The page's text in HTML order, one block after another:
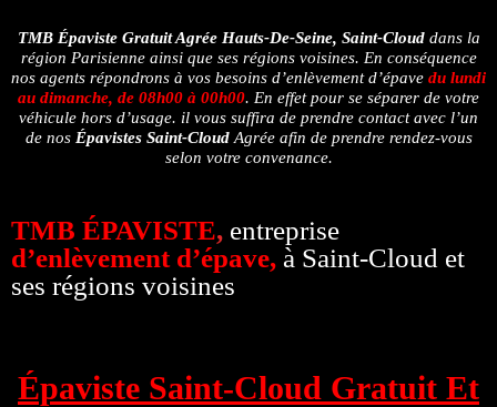
TMB Épaviste Gratuit AgréeHauts-De-Seine, Saint‑Cloud dans la
région Parisienne ainsi que ses régions voisines. En conséquence
nos agents répondrons à vos besoins d’enlèvement d’épave du lundi
au dimanche, de 08h00 à 00h00. En effet pour se séparer de votre
véhicule hors d’usage. il vous suffira de prendre contact avec l’un
de nos Épavistes Saint‑Cloud Agrée afin de prendre rendez-vous
selon votre convenance.
TMB ÉPAVISTE, entreprise
d’enlèvement d’épave, à Saint‑Cloud et
ses régions voisines
Épaviste Saint‑Cloud Gratuit Et